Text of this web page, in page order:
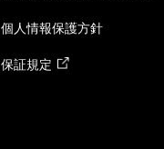
個人情報保護方針
保証規定